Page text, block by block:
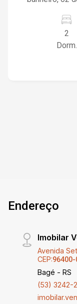
2
Dorm.
Endereço
Imobilar
Avenida
CEP:96400-
Bagé - RS
(53) 3242-